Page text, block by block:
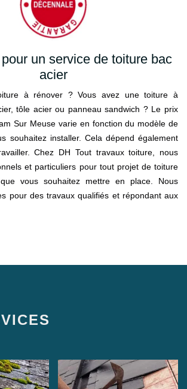
un service de toiture bac
acier
à rénover ? Vous avez une toiture à
tôle acier ou panneau sandwich ? Le prix
Sur Meuse varie en fonction du modèle de
souhaitez installer. Cela dépend également
Chez DH Tout travaux toiture, nous
et particuliers pour tout projet de toiture
vous souhaitez mettre en place. Nous
pour des travaux qualifiés et répondant aux